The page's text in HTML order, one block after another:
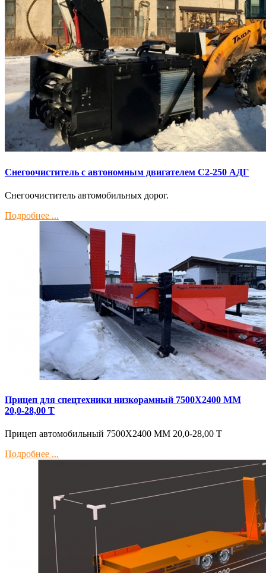
Снегоочиститель с автономным двигателем С2-250 АДГ
Снегоочиститель автомобильных дорог.
Подробнее ...
Прицеп для спецтехники низкорамный 7500Х2400 ММ
20,0-28,00 Т
Прицеп автомобильный 7500Х2400 ММ 20,0-28,00 Т
Подробнее ...